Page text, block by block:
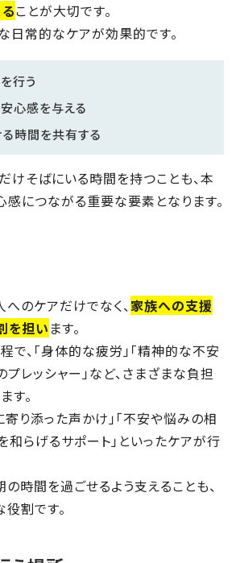
ことが大切です。
日常的なケアが効果的です。
行う
心感を与える
時間を共有する
けそばにいる時間を持つことも、本
につながる重要な要素となります。
のケアだけでなく、家族への支援
を担い ます。
で、「身体的な疲労」「精神的な不安
プレッシャー」など、さまざまな負担
す。
寄り添った声かけ」「不安や悩みの相
和らげるサポート」といったケアが行
時間を過ごせるよう支えることも、
割です。